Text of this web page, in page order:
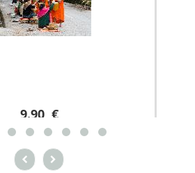
9.90 €